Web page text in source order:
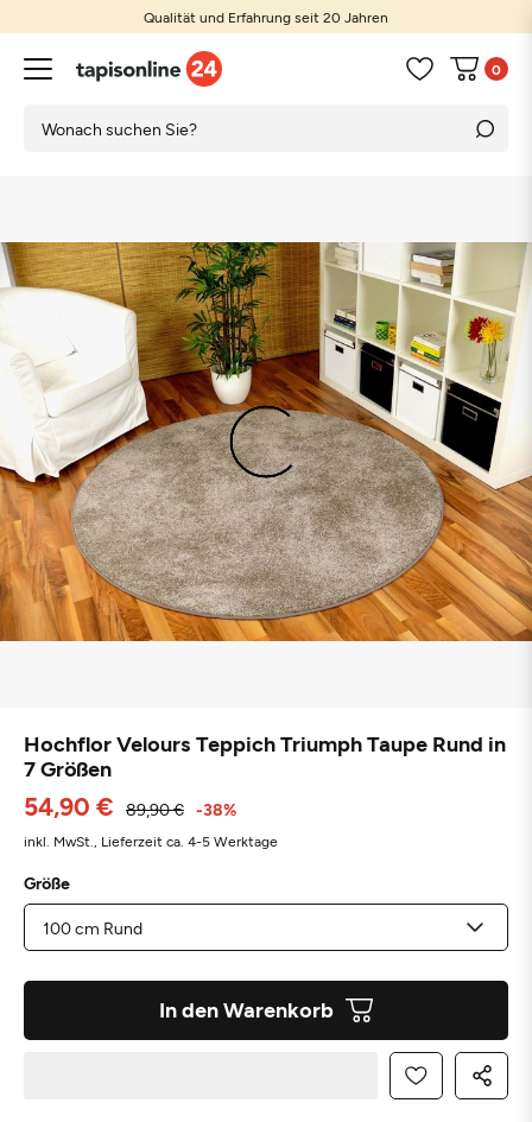
Qualität und Erfahrung seit 20 Jahren
0
Hochflor Velours Teppich Triumph Taupe Rund in
7 Größen
54,90 € 89,90 € -38%
inkl. MwSt., Lieferzeit ca. 4-5 Werktage
Größe
In den Warenkorb